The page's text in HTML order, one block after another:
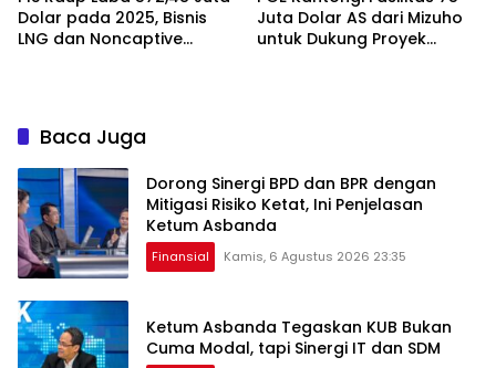
Dolar pada 2025, Bisnis
LNG dan Noncaptive
Juta Dolar AS dari Mizuho
untuk Dukung Proyek
Baca Juga
Dorong Sinergi BPD dan BPR dengan
Mitigasi Risiko Ketat, Ini Penjelasan
Ketum Asbanda
Finansial Kamis, 6 Agustus 2026 23:35
Ketum Asbanda Tegaskan KUB Bukan
Cuma Modal, tapi Sinergi IT dan SDM